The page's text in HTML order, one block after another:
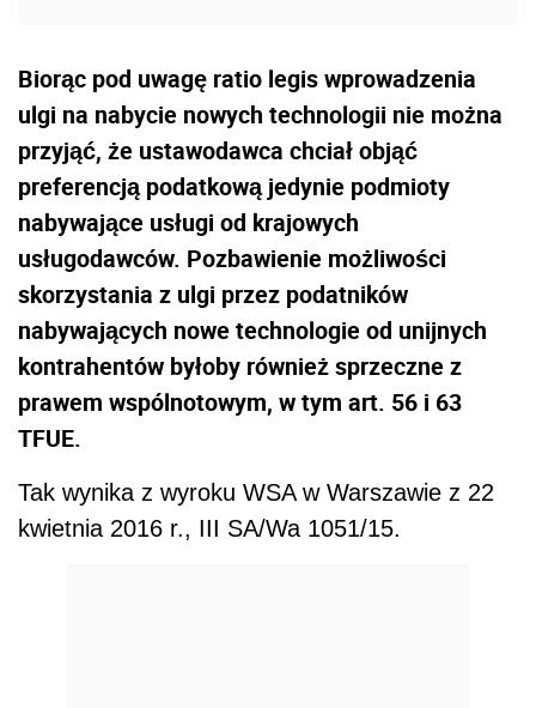
Biorąc pod uwagę ratio legis wprowadzenia
ulgi na nabycie nowych technologii nie można
przyjąć, że ustawodawca chciał objąć
preferencją podatkową jedynie podmioty
nabywające usługi od krajowych
usługodawców. Pozbawienie możliwości
skorzystania z ulgi przez podatników
nabywających nowe technologie od unijnych
kontrahentów byłoby również sprzeczne z
prawem wspólnotowym, w tym art. 56 i 63
TFUE.
Tak wynika z wyroku WSA w Warszawie z 22
kwietnia 2016 r., III SA/Wa 1051/15.